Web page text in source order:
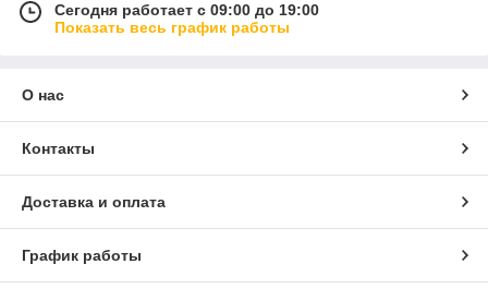
Сегодня работает с 09:00 до 19:00
Показать весь график работы
О нас
Контакты
Доставка и оплата
График работы